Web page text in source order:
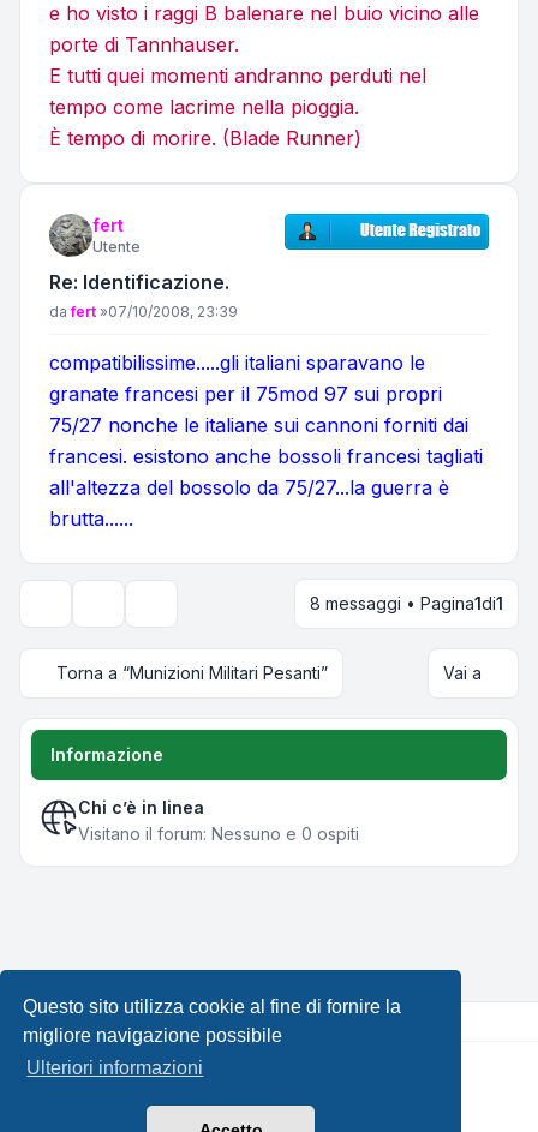
Questo sito utilizza cookie al fine di fornire la
migliore navigazione possibile
Ulteriori informazioni
e ho visto i raggi B balenare nel buio vicino alle
porte di Tannhauser.
E tutti quei momenti andranno perduti nel
tempo come lacrime nella pioggia.
È tempo di morire. (Blade Runner)
fert
Utente
Re: Identificazione.
Messaggio
dafert »07/10/2008, 23:39
compatibilissime.....gli italiani sparavano le
granate francesi per il 75mod 97 sui propri
75/27 nonche le italiane sui cannoni forniti dai
francesi. esistono anche bossoli francesi tagliati
all'altezza del bossolo da 75/27...la guerra è
brutta......
Opzioni di visualizzazione e ordinamento
8 messaggi • Pagina1di1
Torna a “Munizioni Militari Pesanti” Vai a
Informazione
Chi c’è in linea
Visitano il forum: Nessuno e 0 ospiti
Creato daphpBB® Forum Software © phpBB Limited •
Leenoz.com